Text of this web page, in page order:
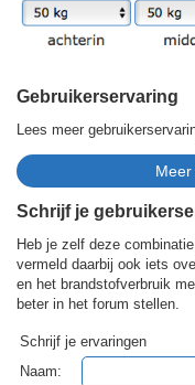
Gebruikerservaring
Lees meer
Schrijf je
Heb je zelf deze
vermeld daarbij ook iets
en het brandstofverbruik
beter in het forum stellen.
Schrijf je ervaringen
Naam: